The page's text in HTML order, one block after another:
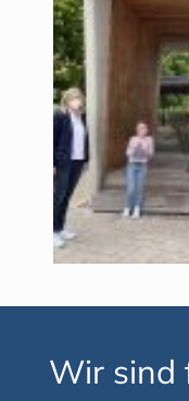
Wir sind